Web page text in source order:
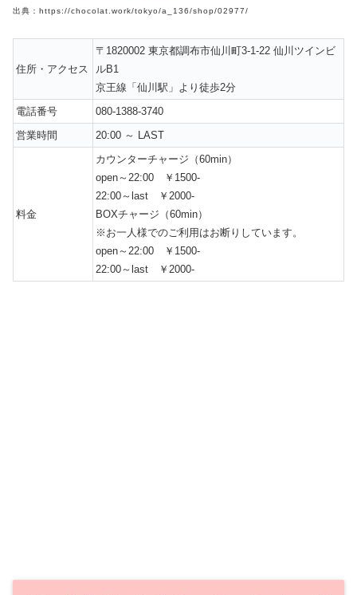
出典：https://chocolat.work/tokyo/a_136/shop/02977/
住所・アクセス
〒1820002 東京都調布市仙川町3-1-22 仙川ツインビ
ルB1
京王線「仙川駅」より徒歩2分
電話番号
080-1388-3740
営業時間
20:00 ～ LAST
料金
カウンターチャージ（60min）
open～22:00 ￥1500-
22:00～last ￥2000-
BOXチャージ（60min）
※お一人様でのご利用はお断りしています。
open～22:00 ￥1500-
22:00～last ￥2000-